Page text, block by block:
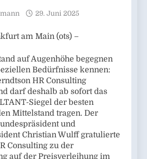
29. Juni 2025
am Main (ots) –
auf Augenhöhe begegnen
Bedürfnisse kennen:
HR Consulting
darf deshalb ab sofort das
Siegel der besten
Mittelstand tragen. Der
und
Christian Wulff gratulierte
Consulting zu der
auf der Preisverleihung im